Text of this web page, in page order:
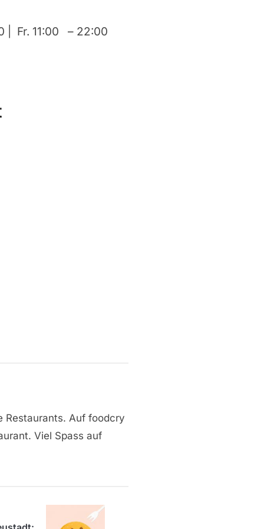
| Fr. 11:00 – 22:00
Restaurants. Auf foodcry
Viel Spass auf